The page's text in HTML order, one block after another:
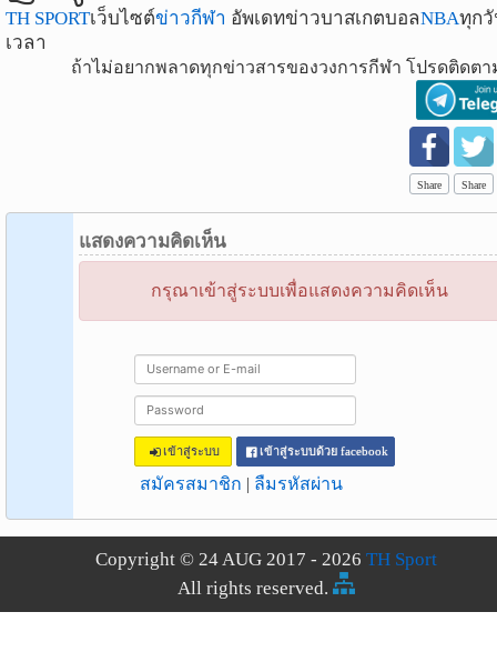
TH SPORTเว็บไซต์ข่าวกีฬา อัพเดทข่าวบาสเกตบอลNBAทุก
เวลา
ถ้าไม่อยากพลาดทุกข่าวสารของวงการกีฬา โปรดติดตา
Share Share
แสดงความคิดเห็น
กรุณาเข้าสู่ระบบเพื่อแสดงความคิดเห็น
เข้าสู่ระบบ เข้าสู่ระบบด้วย facebook
สมัครสมาชิก | ลืมรหัสผ่าน
Copyright © 24 AUG 2017 - 2026 TH Sport
All rights reserved.